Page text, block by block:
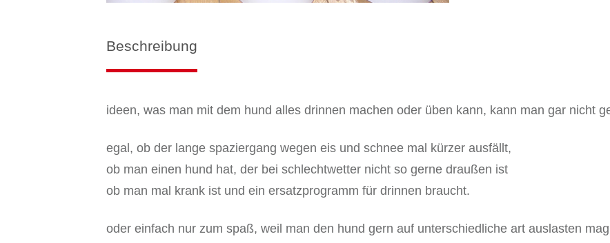
Beschreibung
ideen, was man mit dem hund alles drinnen machen oder üben kann, kann man gar nicht
egal, ob der lange spaziergang wegen eis und schnee mal kürzer ausfällt,
ob man einen hund hat, der bei schlechtwetter nicht so gerne draußen ist
ob man mal krank ist und ein ersatzprogramm für drinnen braucht.
oder einfach nur zum spaß, weil man den hund gern auf unterschiedliche art auslasten